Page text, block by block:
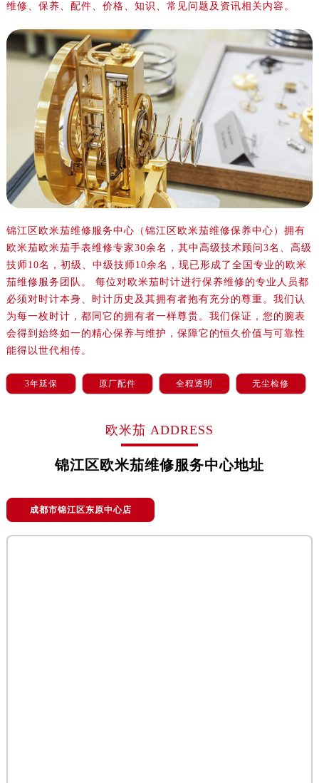
维修、保养、配件、价格、知识、常见问题及资讯相关内容。
锦江区欧米茄维修服务中心（锦江区欧米茄维修保养中心）拥有
欧米茄欧米茄手表维修专家30余名，其中高级技术顾问3名、高级
技师10名，初级、中级技师10余名，现已形成了全国专业的欧米
茄维修服务团队。 每位对欧米茄时计进行保养维修的专业人员都
必须对时计本身、时计历史及其拥有者抱有充分的尊重。我们认
为每一枚时计，都同它的拥有者一样尊贵。我们保证，您的腕表
会得到始终如一的精心保养与维护，保障它的恒久价值与可靠性
能得以世代相传。
3年延保 原厂配件 全程透明 无尘检修
欧米茄 ADDRESS
锦江区欧米茄维修服务中心地址
成都市锦江区东原中心店